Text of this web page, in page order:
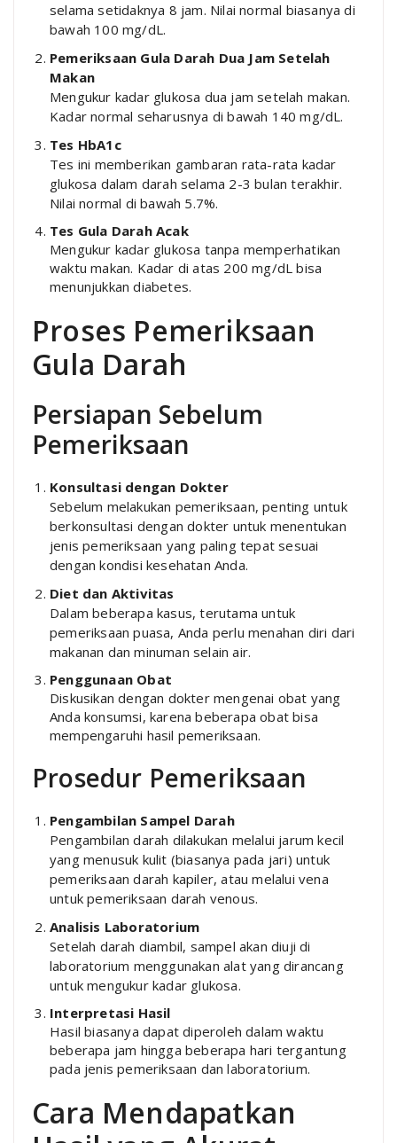
selama setidaknya 8 jam. Nilai normal biasanya di
bawah 100 mg/dL.
Pemeriksaan Gula Darah Dua Jam Setelah
Makan
Mengukur kadar glukosa dua jam setelah makan.
Kadar normal seharusnya di bawah 140 mg/dL.
Tes HbA1c
Tes ini memberikan gambaran rata-rata kadar
glukosa dalam darah selama 2-3 bulan terakhir.
Nilai normal di bawah 5.7%.
Tes Gula Darah Acak
Mengukur kadar glukosa tanpa memperhatikan
waktu makan. Kadar di atas 200 mg/dL bisa
menunjukkan diabetes.
Proses Pemeriksaan
Gula Darah
Persiapan Sebelum
Pemeriksaan
Konsultasi dengan Dokter
Sebelum melakukan pemeriksaan, penting untuk
berkonsultasi dengan dokter untuk menentukan
jenis pemeriksaan yang paling tepat sesuai
dengan kondisi kesehatan Anda.
Diet dan Aktivitas
Dalam beberapa kasus, terutama untuk
pemeriksaan puasa, Anda perlu menahan diri dari
makanan dan minuman selain air.
Penggunaan Obat
Diskusikan dengan dokter mengenai obat yang
Anda konsumsi, karena beberapa obat bisa
mempengaruhi hasil pemeriksaan.
Prosedur Pemeriksaan
Pengambilan Sampel Darah
Pengambilan darah dilakukan melalui jarum kecil
yang menusuk kulit (biasanya pada jari) untuk
pemeriksaan darah kapiler, atau melalui vena
untuk pemeriksaan darah venous.
Analisis Laboratorium
Setelah darah diambil, sampel akan diuji di
laboratorium menggunakan alat yang dirancang
untuk mengukur kadar glukosa.
Interpretasi Hasil
Hasil biasanya dapat diperoleh dalam waktu
beberapa jam hingga beberapa hari tergantung
pada jenis pemeriksaan dan laboratorium.
Cara Mendapatkan